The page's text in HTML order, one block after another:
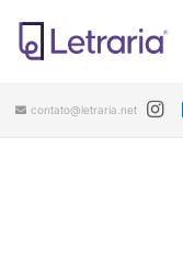
contato@letraria.net